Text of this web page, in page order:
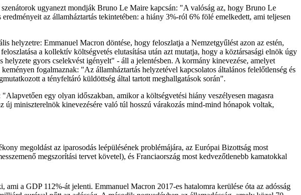
ugyanezt mondják Bruno Le Maire kapcsán: "A valóság az, hogy Bruno Le
az államháztartás tekintetében: a hiány 3%-ról 6% fölé emelkedett, ami teljesen
helyzetre: Emmanuel Macron döntése, hogy feloszlatja a Nemzetgyűlést azon az estén,
a kollektív költségvetés elutasítása után azt mutatja, hogy a köztársasági elnök úgy
gyors cselekvést igényelt" - áll a jelentésben. A kormány kinevezése, amelyet
fogalmaznak: "Az államháztartás helyzetével kapcsolatos általános felelőtlenség és
a tényfeltáró küldöttség által tartott meghallgatások során".
egy olyan időszakban, amikor a költségvetési hiány veszélyesen magasra
új miniszterelnök kinevezésére való túl hosszú várakozás mind-mind hónapok voltak,
megoldást az iparosodás leépülésének problémájára, az Európai Bizottság most
megszorítási tervet követel), és Franciaország most kedvezőtlenebb kamatokkal
a GDP 112%-át jelenti. Emmanuel Macron 2017-es hatalomra kerülése óta az adósság